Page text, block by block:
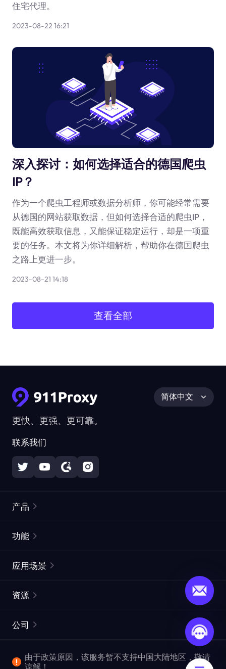
住宅代理。
2023-08-22 16:21
深入探讨：如何选择适合的德国爬虫
IP？
作为一个爬虫工程师或数据分析师，你可能经常需要
从德国的网站获取数据，但如何选择合适的爬虫IP，
既能高效获取信息，又能保证稳定运行，却是一项重
要的任务。本文将为你详细解析，帮助你在德国爬虫
之路上更进一步。
2023-08-21 14:18
查看全部
更快、更强、更可靠。
联系我们
简体中文
产品
静态住宅代理
网页抓取 API
视频下载 API
功能
ISP代理
ProxySite
应用场景
市场研究
爬行和索引
资源
常见问题解答
公司
企业服务
由于政策原因，该服务暂不支持中国大陆地区，敬请
谅解！